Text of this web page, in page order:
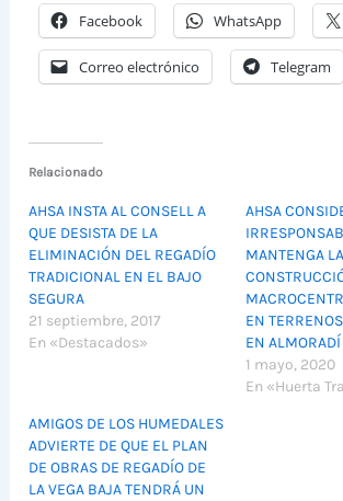
Facebook WhatsApp
Correo electrónico Telegram
Relacionado
AHSA INSTA AL CONSELL A
QUE DESISTA DE LA
ELIMINACIÓN DEL REGADÍO
TRADICIONAL EN EL BAJO
SEGURA
21 septiembre, 2017
En «Destacados»
AHSA
MANTENGA LA
EN
EN ALMORADÍ
1 mayo, 2020
En «Huerta
AMIGOS DE LOS HUMEDALES
ADVIERTE DE QUE EL PLAN
DE OBRAS DE REGADÍO DE
LA VEGA BAJA TENDRÁ UN